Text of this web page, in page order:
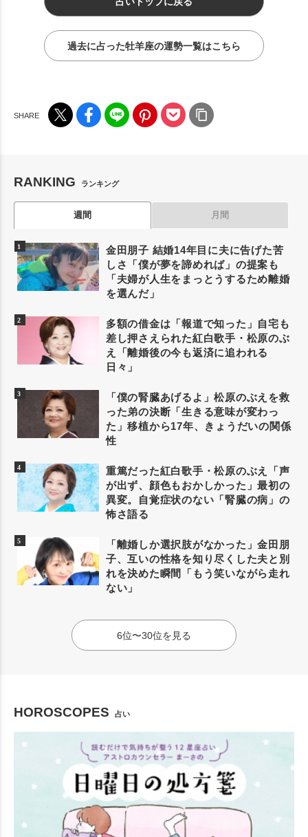
過去に占った牡羊座の運勢一覧はこちら
RANKING ランキング
週間 月間
金田朋子 結婚14年目に夫に告げた苦
しさ「僕が夢を諦めれば」の提案も
「夫婦が人生をまっとうするため離婚
を選んだ」
多額の借金は「報道で知った」自宅も
差し押さえられた紅白歌手・松原のぶ
え「離婚後の今も返済に追われる
日々」
「僕の腎臓あげるよ」松原のぶえを救
った弟の決断「生きる意味が変わっ
た」移植から17年、きょうだいの関係
性
重篤だった紅白歌手・松原のぶえ「声
が出ず、顔色もおかしかった」最初の
異変。自覚症状のない「腎臓の病」の
怖さ語る
「離婚しか選択肢がなかった」金田朋
子、互いの性格を知り尽くした夫と別
れを決めた瞬間「もう笑いながら走れ
ない」
6位〜30位を見る
HOROSCOPES 占い